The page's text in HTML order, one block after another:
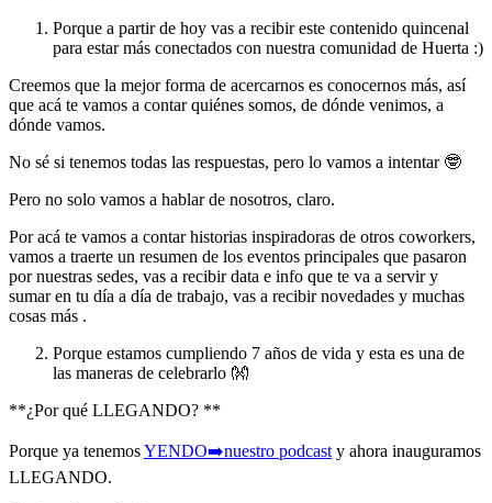
Porque a partir de hoy vas a recibir este contenido quincenal
para estar más conectados con nuestra comunidad de Huerta :)
Creemos que la mejor forma de acercarnos es conocernos más, así
que acá te vamos a contar quiénes somos, de dónde venimos, a
dónde vamos.
No sé si tenemos todas las respuestas, pero lo vamos a intentar 🤓
Pero no solo vamos a hablar de nosotros, claro.
Por acá te vamos a contar historias inspiradoras de otros coworkers,
vamos a traerte un resumen de los eventos principales que pasaron
por nuestras sedes, vas a recibir data e info que te va a servir y
sumar en tu día a día de trabajo, vas a recibir novedades y muchas
cosas más .
Porque estamos cumpliendo 7 años de vida y esta es una de
las maneras de celebrarlo 👐
**¿Por qué LLEGANDO? **
Porque ya tenemosYENDO➡️nuestro podcast y ahora inauguramos
LLEGANDO.